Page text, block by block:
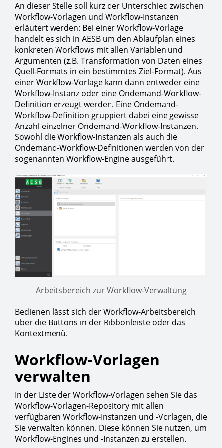
An dieser Stelle soll kurz der Unterschied zwischen
Workflow-Vorlagen und Workflow-Instanzen
erläutert werden: Bei einer Workflow-Vorlage
handelt es sich in AESB um den Ablaufplan eines
konkreten Workflows mit allen Variablen und
Argumenten (z.B. Transformation von Daten eines
Quell-Formats in ein bestimmtes Ziel-Format). Aus
einer Workflow-Vorlage kann dann entweder eine
Workflow-Instanz oder eine Ondemand-Workflow-
Definition erzeugt werden. Eine Ondemand-
Workflow-Definition gruppiert dabei eine gewisse
Anzahl einzelner Ondemand-Workflow-Instanzen.
Sowohl die Workflow-Instanzen als auch die
Ondemand-Workflow-Definitionen werden von der
sogenannten Workflow-Engine ausgeführt.
Arbeitsbereich zur Workflow-Verwaltung
Bedienen lässt sich der Workflow-Arbeitsbereich
über die Buttons in der Ribbonleiste oder das
Kontextmenü.
Workflow-Vorlagen
verwalten
In der Liste der Workflow-Vorlagen sehen Sie das
Workflow-Vorlagen-Repository mit allen
verfügbaren Workflow-Instanzen und -Vorlagen, die
Sie verwalten können. Diese können Sie nutzen, um
Workflow-Engines und -Instanzen zu erstellen.